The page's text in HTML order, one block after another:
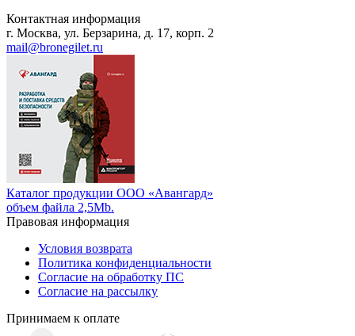
Контактная информация
г. Москва, ул. Берзарина, д. 17, корп. 2
mail@bronegilet.ru
Каталог продукции ООО «Авангард»
объем файла 2,5Mb.
Правовая информация
Условия возврата
Политика конфиденциальности
Согласие на обработку ПС
Согласие на рассылку
Принимаем к оплате